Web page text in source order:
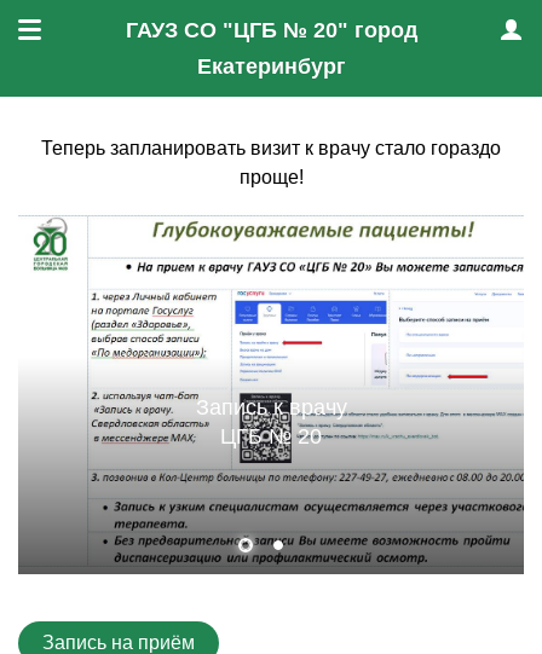
ГАУЗ СО "ЦГБ № 20" город
Екатеринбург
Теперь запланировать визит к врачу стало гораздо
проще!
Запись к врачу
ЦГБ № 20
Запись на приём